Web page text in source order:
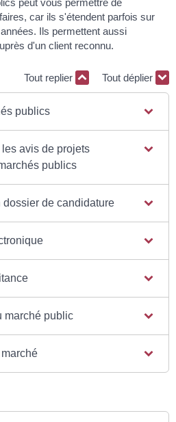
car ils s'étendent parfois sur
Ils permettent aussi
d'un client reconnu.
Tout replier Tout déplier
publics
avis de projets
publics
dossier de candidature
marché public